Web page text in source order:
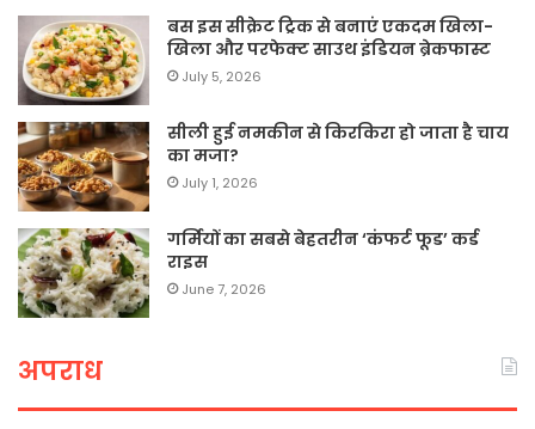
बस इस सीक्रेट ट्रिक से बनाएं एकदम खिला-
खिला और परफेक्ट साउथ इंडियन ब्रेकफास्ट
July 5, 2026
सीली हुई नमकीन से किरकिरा हो जाता है चाय
का मजा?
July 1, 2026
गर्मियों का सबसे बेहतरीन ‘कंफर्ट फूड’ कर्ड
राइस
June 7, 2026
अपराध